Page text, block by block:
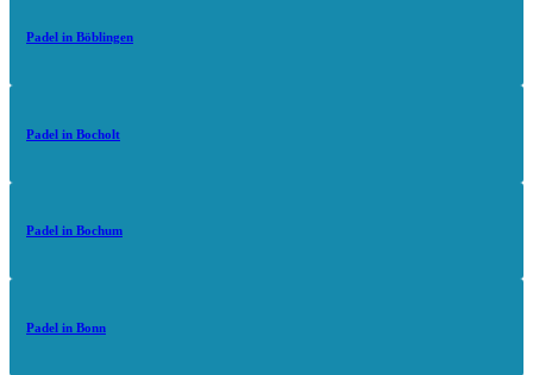
Padel in Böblingen
Padel in Bocholt
Padel in Bochum
Padel in Bonn